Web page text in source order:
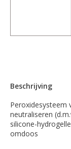
Beschrijving
Peroxidesysteem
neutraliseren
silicone-
omdoos